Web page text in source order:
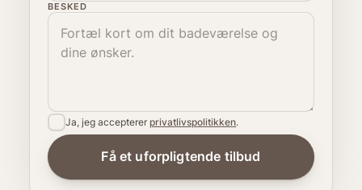
BESKED
Ja, jeg accepterer privatlivspolitikken.